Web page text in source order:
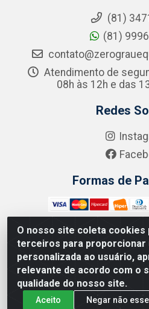
O nosso site coleta cookies
terceiros para proporcionar
personalizada ao usuário,
relevante de acordo com o
qualidade do nosso site.
Aceito Negar não
(81)
(81)
Atendimento de
08h às 12h e das
Redes
Formas de
Zero Grau - Rua Jean
Recife/PE - CEP 51.190-450 -